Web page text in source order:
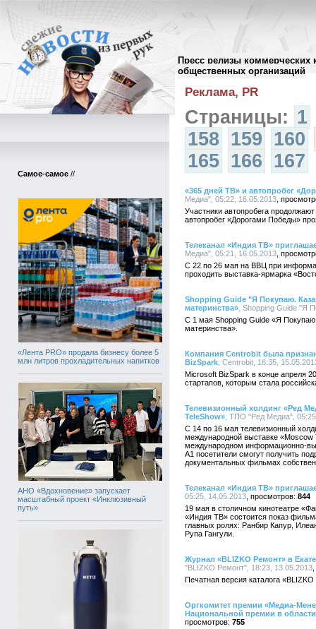
Пресс релизы коммерческих
общественных организаций
Самое-самое //
«Лента PRO» продала бизнесу более 5
млн литров прохладительных напитков
АНО «Вдохновение» запускает
масштабный проект «Инклюзивный
путь»
Архив пресс-релизов//
Реклама, PR
Страницы: 1
158 159 160
165 166 167
«365 дней ТВ» и автопробег
Медиа", 05:22, 16.05.2013
Участники автопробега
автопробег «Дорогами Победы»
Телеканал «Индия ТВ»
Медиа", 05:21, 16.05.2013
С 22 по 26 мая на ВВЦ при
проходить выставка-ярмарка
Shopping Guide "Я Покупаю.
материнства» , Shopping Guide "Я
С 1 мая Shopping Guide «Я
материнства».
Компания Centrobit была
BizSpark , Centrobit, 16:35,
Microsoft BizSpark в конце апреля
стартапов, которым стала
Телевизионный холдинг «Ред
TeleShow» , ТПО "Ред Медиа",
С 14 по 16 мая телевизионный
международной выставке «Moscow
международном информационно-
А1 посетители смогут получить
документальных фильмах
Телеканал «Индия ТВ»
05:25, 14.05.2013
844
19 мая в столичном кинотеатре
«Индия ТВ» состоится показ
главных ролях: Ранбир Капур,
Рупа Гангули.
Журнал «BLIZKO Ремонт» в
"BLIZKO Ремонт", 18:23, 13.05.2013
Печатная версия каталога
Оргкомитет премии «Медиа-
Национальной премии в
755